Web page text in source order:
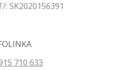
: SK2020156391
710 633